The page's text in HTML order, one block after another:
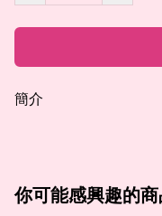
簡介
你可能感興趣的